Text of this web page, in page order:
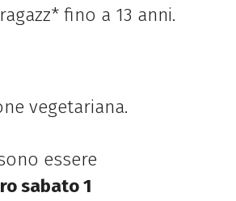
fino a 13 anni.
vegetariana.
essere
sabato 1